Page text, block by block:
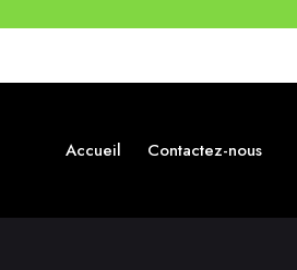
Accueil Contactez-nous